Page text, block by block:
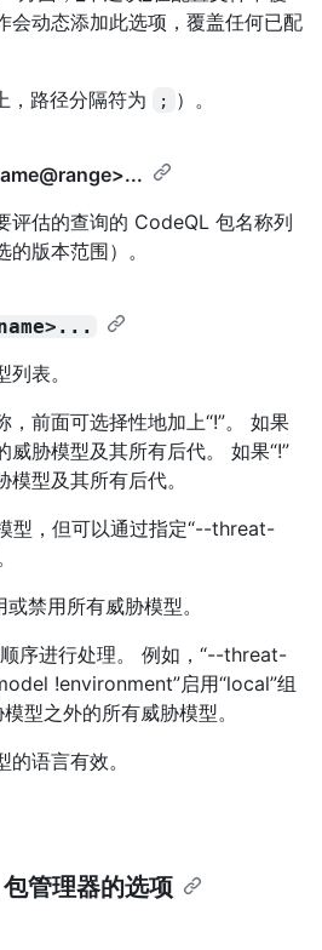
会动态添加此选项，覆盖任何已配
，路径分隔符为
; ）。
>...
评估的查询的 CodeQL 包名称列
版本范围）。
表。
，前面可选择性地加上“!”。 如果
威胁模型及其所有后代。 如果“!”
型及其所有后代。
型，但可以通过指定“--threat-
禁用所有威胁模型。
序进行处理。 例如，“--threat-
!environment”启用“local”组
型之外的所有威胁模型。
语言有效。
管理器的选项